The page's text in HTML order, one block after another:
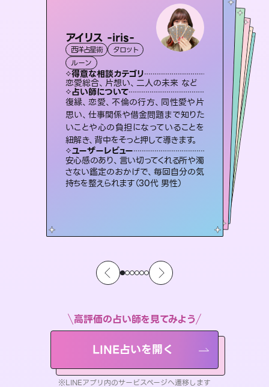
アイリス -iris-
西洋占星術
タロット
ルーン
得意な相談カテゴリ
恋愛総合、片想い、二人の未来 など
占い師について
復縁、恋愛、不倫の行方、同性愛や片
思い、仕事関係や借金問題まで知りた
いことや心の負担になっていることを
紐解き、背中をそっと押して導きます。
ユーザーレビュー
安心感のあり、言い切ってくれる所や濁
さない鑑定のおかげで、毎回自分の気
持ちを整えられます（30代 男性）
未来視師＊花
霊視・オーラ 心理学
スピリチュアル・リーディング
得意な相談カテゴリ
出逢い、片想い、復縁 など
占い師について
未来には何パターンもの選択肢があり
ます。不安で視えにくくなっているあな
たの素敵な未来を見つけ、その未来を
選択できるようアドバイスします。
ユーザーレビュー
職場の人の性質や人間関係、本心など
本当によく視えていてびっくり。対策が
打てて前向きになれます（40代）
セラピスト理恵
霊視・オーラ
スピリチュアル・リーディング
得意な相談カテゴリ
片想い、二人の未来、年の差 など
占い師について
連絡再開、復縁、成就などの報告実績
多数。セラピストとして2万超の施術経
験があるからこそできる鑑定で、より良
い未来をサポートします。
ユーザーレビュー
とても心温まる鑑定でした。しかもこち
らは何も言っていないのに視えていらっ
しゃるんだなと驚きです（30代女性）
桃源珠羽 とうげんみう
霊視・オーラ
スピリチュアル・リーディング
得意な相談カテゴリ
片想い、あの人の気持ち、復縁 など
占い師について
恋愛のお悩みの中でも特に「曖昧な関係」の相談を得意としており、友達以上恋人未満なお相手との今後や本音を丁寧に読み解き恋愛成就へと導きます。
ユーザーレビュー
鑑定していただいてアドバイス通りに行
動すると仲が復活してきました。ありが
とうございました（40代 女性）
おう 霊感オラクル
オラクルカード
得意な相談カテゴリ
恋愛総合、あの人の気持ち など
占い師について
霊視×オラクルカードを使って「今」と
「未来」そして「気になるあの人の気持
ち」まで丁寧に読み解き、恋や人生のヒ
ントを優しく引き出します。
ユーザーレビュー
不安な気持ちが嘘みたいに晴れまし
た…！よく視えていらっしゃるんだなと
感じました（40代 女性）
彗望
霊視・オーラ
スピリチュアル・リーディング
得意な相談カテゴリ
片想い、あの人の気持ち、復縁 など
占い師について
3,700年以上の歴史を持つ東洋最古の
占術「易占」で詳細まで占い、幸せへ向
かう道筋を示します。厳しい結果にも具
体的な対策をお伝えします。
ユーザーレビュー
複雑な背景もしっかり聞いて鑑定して
いただけました。気持ちが楽になりまし
た（50代 女性）
高評価の占い師を見てみよう
LINE占いを開く
※LINEアプリ内のサービスページへ遷移します